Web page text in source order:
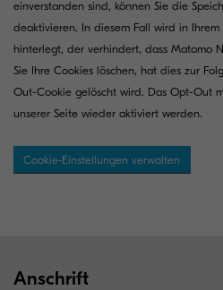
einverstanden sind, können Sie die
deaktivieren. In diesem Fall wird in
hinterlegt, der verhindert, dass Matomo
Sie Ihre Cookies löschen, hat dies zur
Out-Cookie gelöscht wird. Das Opt-Out
unserer Seite wieder aktiviert werden.
Cookie-Einstellungen verwalten
Anschrift